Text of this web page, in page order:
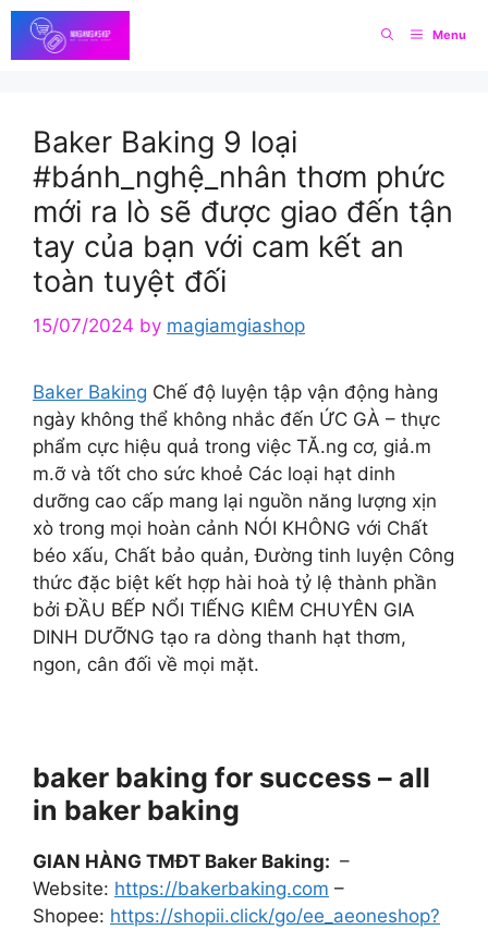
Skip
to
content
Menu
Baker Baking 9 loại
#bánh_nghệ_nhân thơm phức
mới ra lò sẽ được giao đến tận
tay của bạn với cam kết an
toàn tuyệt đối
15/07/2024 by magiamgiashop
Baker Baking Chế độ luyện tập vận động hàng
ngày không thể không nhắc đến ỨC GÀ – thực
phẩm cực hiệu quả trong việc TĂ.ng cơ, giả.m
m.ỡ và tốt cho sức khoẻ Các loại hạt dinh
dưỡng cao cấp mang lại nguồn năng lượng xịn
xò trong mọi hoàn cảnh NÓI KHÔNG với Chất
béo xấu, Chất bảo quản, Đường tinh luyện Công
thức đặc biệt kết hợp hài hoà tỷ lệ thành phần
bởi ĐẦU BẾP NỔI TIẾNG KIÊM CHUYÊN GIA
DINH DƯỠNG tạo ra dòng thanh hạt thơm,
ngon, cân đối về mọi mặt.
baker baking for success – all
in baker baking
GIAN HÀNG TMĐT Baker Baking: –
Website: https://bakerbaking.com –
Shopee: https://shopii.click/go/ee_aeoneshop?